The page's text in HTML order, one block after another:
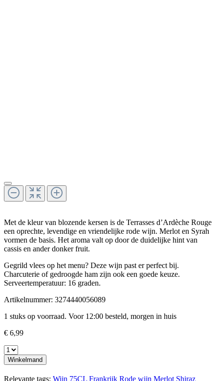
Met de kleur van blozende kersen is de Terrasses d’Ardèche Rouge
een oprechte, levendige en vriendelijke rode wijn. Merlot en Syrah
vormen de basis. Het aroma valt op door de duidelijke hint van
cassis en ander donker fruit.
Gegrild vlees op het menu? Deze wijn past er perfect bij.
Charcuterie of gedroogde ham zijn ook een goede keuze.
Serveertemperatuur: 16 graden.
Artikelnummer: 3274440056089
1 stuks op voorraad. Voor 12:00 besteld, morgen in huis
€ 6,99
Winkelmand
Relevante tags: Wijn 75CL Frankrijk Rode wijn Merlot Shiraz